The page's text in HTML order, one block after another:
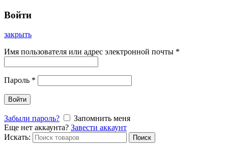
Войти
закрыть
Имя пользователя или адрес электронной почты *
Пароль *
Войти
Забыли пароль?
Запомнить меня
Еще нет аккаунта? Завести аккаунт
Искать:
Поиск